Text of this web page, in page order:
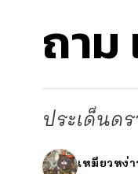
ถาม
ประเด็นด
เหมียวหง่า